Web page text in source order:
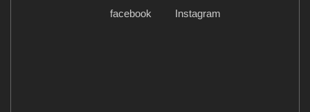
facebook Instagram